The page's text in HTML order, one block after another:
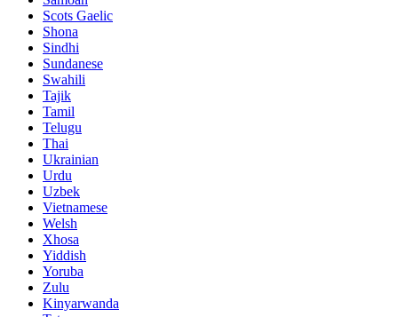
Scots Gaelic
Shona
Sindhi
Sundanese
Swahili
Tajik
Tamil
Telugu
Thai
Ukrainian
Urdu
Uzbek
Vietnamese
Welsh
Xhosa
Yiddish
Yoruba
Zulu
Kinyarwanda